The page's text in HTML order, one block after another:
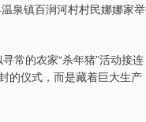
泉镇百涧河村村民娜娜家举
常的农家“杀年猪”活动接连
的仪式，而是藏着巨大生产